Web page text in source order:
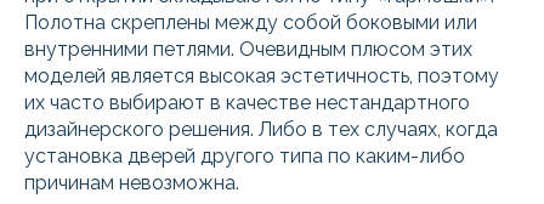
Полотна скреплены между собой боковыми или
внутренними петлями. Очевидным плюсом этих
моделей является высокая эстетичность, поэтому
их часто выбирают в качестве нестандартного
дизайнерского решения. Либо в тех случаях, когда
установка дверей другого типа по каким-либо
причинам невозможна.